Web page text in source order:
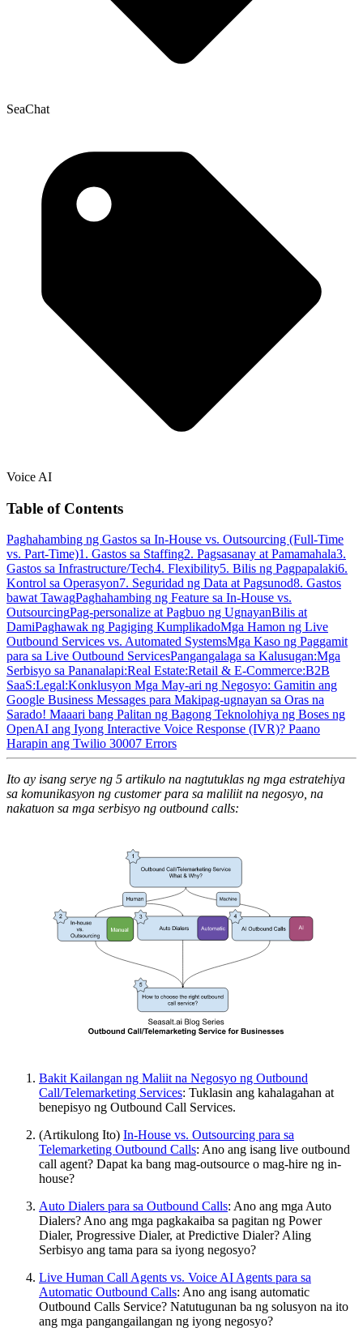
SeaChat
Voice AI
Table of Contents
Paghahambing ng Gastos sa In-House vs. Outsourcing (Full-Time
vs. Part-Time)1. Gastos sa Staffing2. Pagsasanay at Pamamahala3.
Gastos sa Infrastructure/Tech4. Flexibility5. Bilis ng Pagpapalaki6.
Kontrol sa Operasyon7. Seguridad ng Data at Pagsunod8. Gastos
bawat TawagPaghahambing ng Feature sa In-House vs.
OutsourcingPag-personalize at Pagbuo ng UgnayanBilis at
DamiPaghawak ng Pagiging KumplikadoMga Hamon ng Live
Outbound Services vs. Automated SystemsMga Kaso ng Paggamit
para sa Live Outbound ServicesPangangalaga sa Kalusugan:Mga
Serbisyo sa Pananalapi:Real Estate:Retail & E-Commerce:B2B
SaaS:Legal:Konklusyon Mga May-ari ng Negosyo: Gamitin ang
Google Business Messages para Makipag-ugnayan sa Oras na
Sarado! Maaari bang Palitan ng Bagong Teknolohiya ng Boses ng
OpenAI ang Iyong Interactive Voice Response (IVR)? Paano
Harapin ang Twilio 30007 Errors
Ito ay isang serye ng 5 artikulo na nagtutuklas ng mga estratehiya
sa komunikasyon ng customer para sa maliliit na negosyo, na
nakatuon sa mga serbisyo ng outbound calls:
Bakit Kailangan ng Maliit na Negosyo ng Outbound
Call/Telemarketing Services: Tuklasin ang kahalagahan at
benepisyo ng Outbound Call Services.
(Artikulong Ito) In-House vs. Outsourcing para sa
Telemarketing Outbound Calls: Ano ang isang live outbound
call agent? Dapat ka bang mag-outsource o mag-hire ng in-
house?
Auto Dialers para sa Outbound Calls: Ano ang mga Auto
Dialers? Ano ang mga pagkakaiba sa pagitan ng Power
Dialer, Progressive Dialer, at Predictive Dialer? Aling
Serbisyo ang tama para sa iyong negosyo?
Live Human Call Agents vs. Voice AI Agents para sa
Automatic Outbound Calls: Ano ang isang automatic
Outbound Calls Service? Natutugunan ba ng solusyon na ito
ang mga pangangailangan ng iyong negosyo?